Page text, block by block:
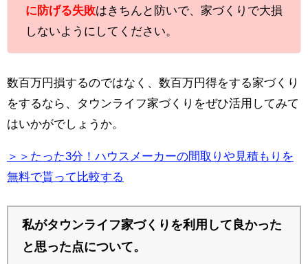
に防げる失敗はきちんと防いで、家づくりで大損
しないようにしてください。
数百万円損するのではなく、数百万円得をする家づくり
をするなら、タウンライフ家づくりをぜひ活用してみて
はいかがでしょうか。
＞＞たった3分！ハウスメーカーの間取りや見積もりを
無料で貰って比較する
私がタウンライフ家づくりを利用して良かった
と思った点について。